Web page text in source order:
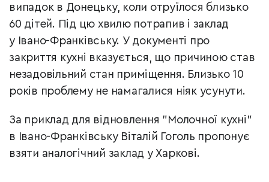
випадок в Донецьку, коли отруїлося близько
60 дітей. Під цю хвилю потрапив і заклад
у Івано-Франківську. У документі про
закриття кухні вказується, що причиною став
незадовільний стан приміщення. Близько 10
років проблему не намагалися ніяк усунути.
За приклад для відновлення "Молочної кухні"
в Івано-Франківську Віталій Гоголь пропонує
взяти аналогічний заклад у Харкові.